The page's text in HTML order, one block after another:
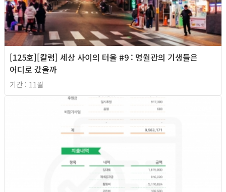
[125호][칼럼] 세상 사이의 터울 #9 : 명월관의 기생들은
어디로 갔을까
기간 : 11월